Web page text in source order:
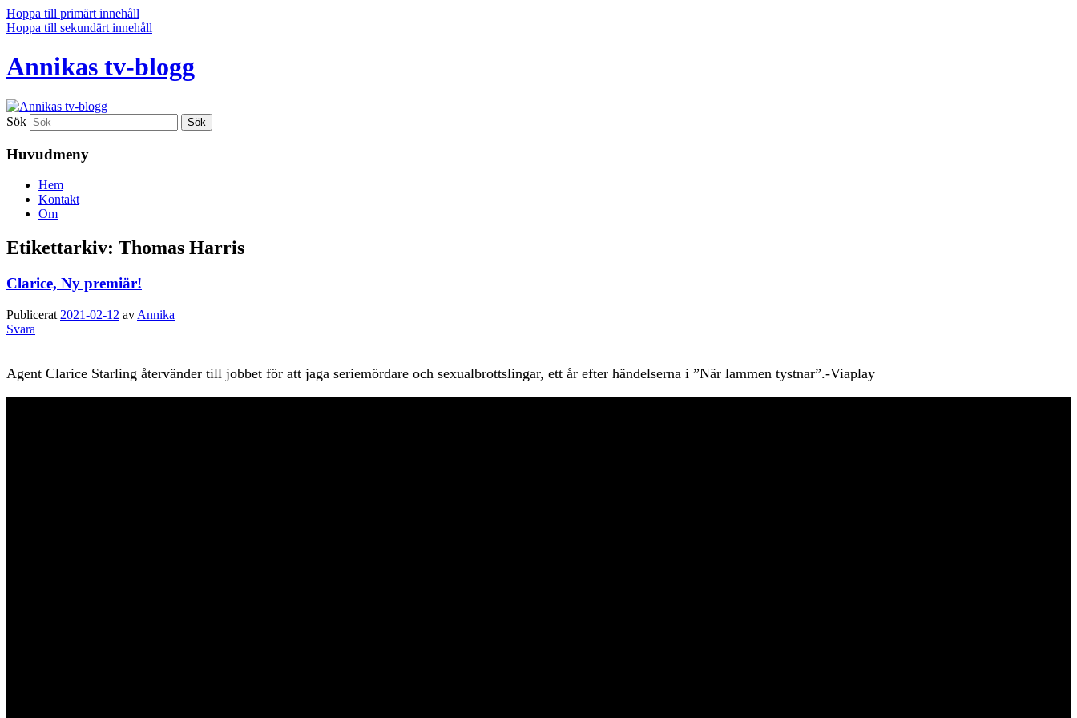
Hoppa till primärt innehåll
Hoppa till sekundärt innehåll
Annikas tv-blogg
Sök
Huvudmeny
Hem
Kontakt
Om
Etikettarkiv: Thomas Harris
Clarice, Ny premiär!
Publicerat 2021-02-12 av Annika
Svara
Agent Clarice Starling återvänder till jobbet för att jaga seriemördare och sexualbrottslingar, ett år efter händelserna i ”När lammen tystnar”.-Viaplay